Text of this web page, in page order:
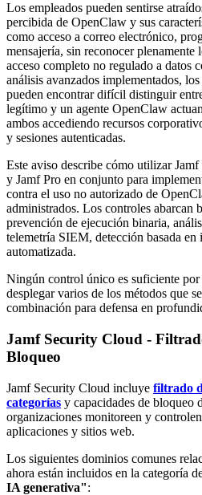
Los empleados pueden sentirse
percibida de OpenClaw y sus
como acceso a correo electrónico,
mensajería, sin reconocer
acceso completo no regulado a datos
análisis avanzados implementados,
pueden encontrar difícil distinguir
legítimo y un agente OpenClaw
ambos accediendo recursos
y sesiones autenticadas.
Este aviso describe cómo utilizar
y Jamf Pro en conjunto para
contra el uso no autorizado de
administrados. Los controles abarcan
prevención de ejecución binaria,
telemetría SIEM, detección basada
automatizada.
Ningún control único es suficiente
desplegar varios de los métodos que
combinación para defensa en
Jamf Security Cloud -
Bloqueo
Jamf Security Cloud incluye filtrado
categorías y capacidades de bloqueo
organizaciones monitoreen y
aplicaciones y sitios web.
Los siguientes dominios comunes
ahora están incluidos en la categoría
IA generativa":